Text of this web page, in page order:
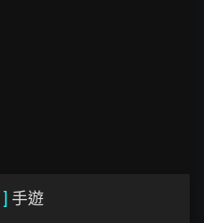
] 手遊